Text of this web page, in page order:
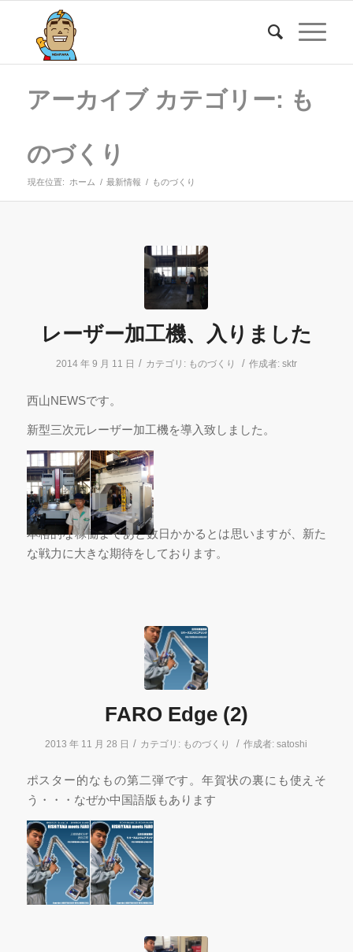
アーカイブ カテゴリー: も
のづくり
現在位置: ホーム / 最新情報 / ものづくり
レーザー加工機、入りました
2014 年 9 月 11 日 / カテゴリ: ものづくり / 作成者: sktr
西山NEWSです。
新型三次元レーザー加工機を導入致しました。
本格的な稼働まであと数日かかるとは思いますが、新た
な戦力に大きな期待をしております。
FARO Edge (2)
2013 年 11 月 28 日 / カテゴリ: ものづくり / 作成者:satoshi
ポスター的なもの第二弾です。年賀状の裏にも使えそ
う・・・なぜか中国語版もあります